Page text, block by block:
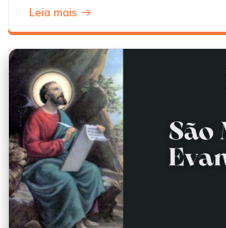
Leia mais